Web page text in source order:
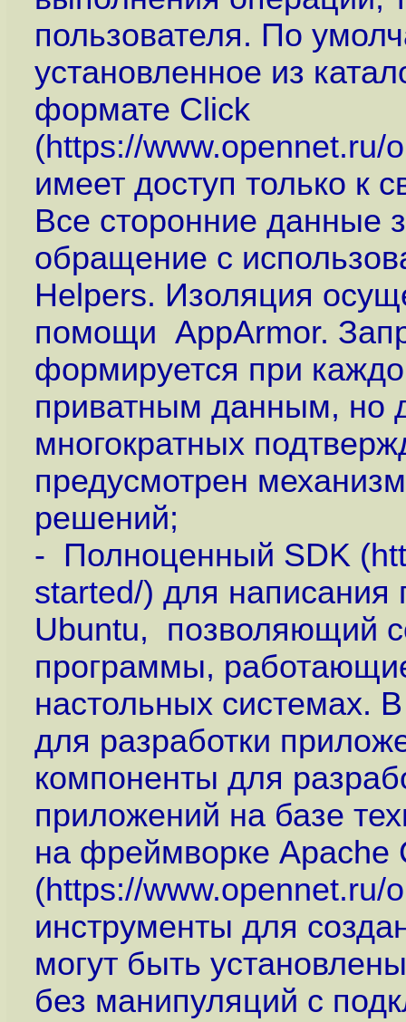
пользователя. По
установленное из
формате Click
(https://www.opennet.ru/
имеет доступ только к
Все сторонние данные
обращение с
Helpers. Изоляция
помощи AppArmor.
формируется при
приватным данным, но
многократных
предусмотрен
решений;
- Полноценный SDK (
started/) для написания
Ubuntu, позволяющий
программы,
настольных системах.
для разработки
компоненты для
приложений на базе
на фреймворке Apache
(https://www.opennet.ru/
инструменты для
могут быть
без манипуляций с